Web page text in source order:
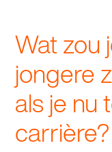
Wat zou
jongere
als je nu
carrière?